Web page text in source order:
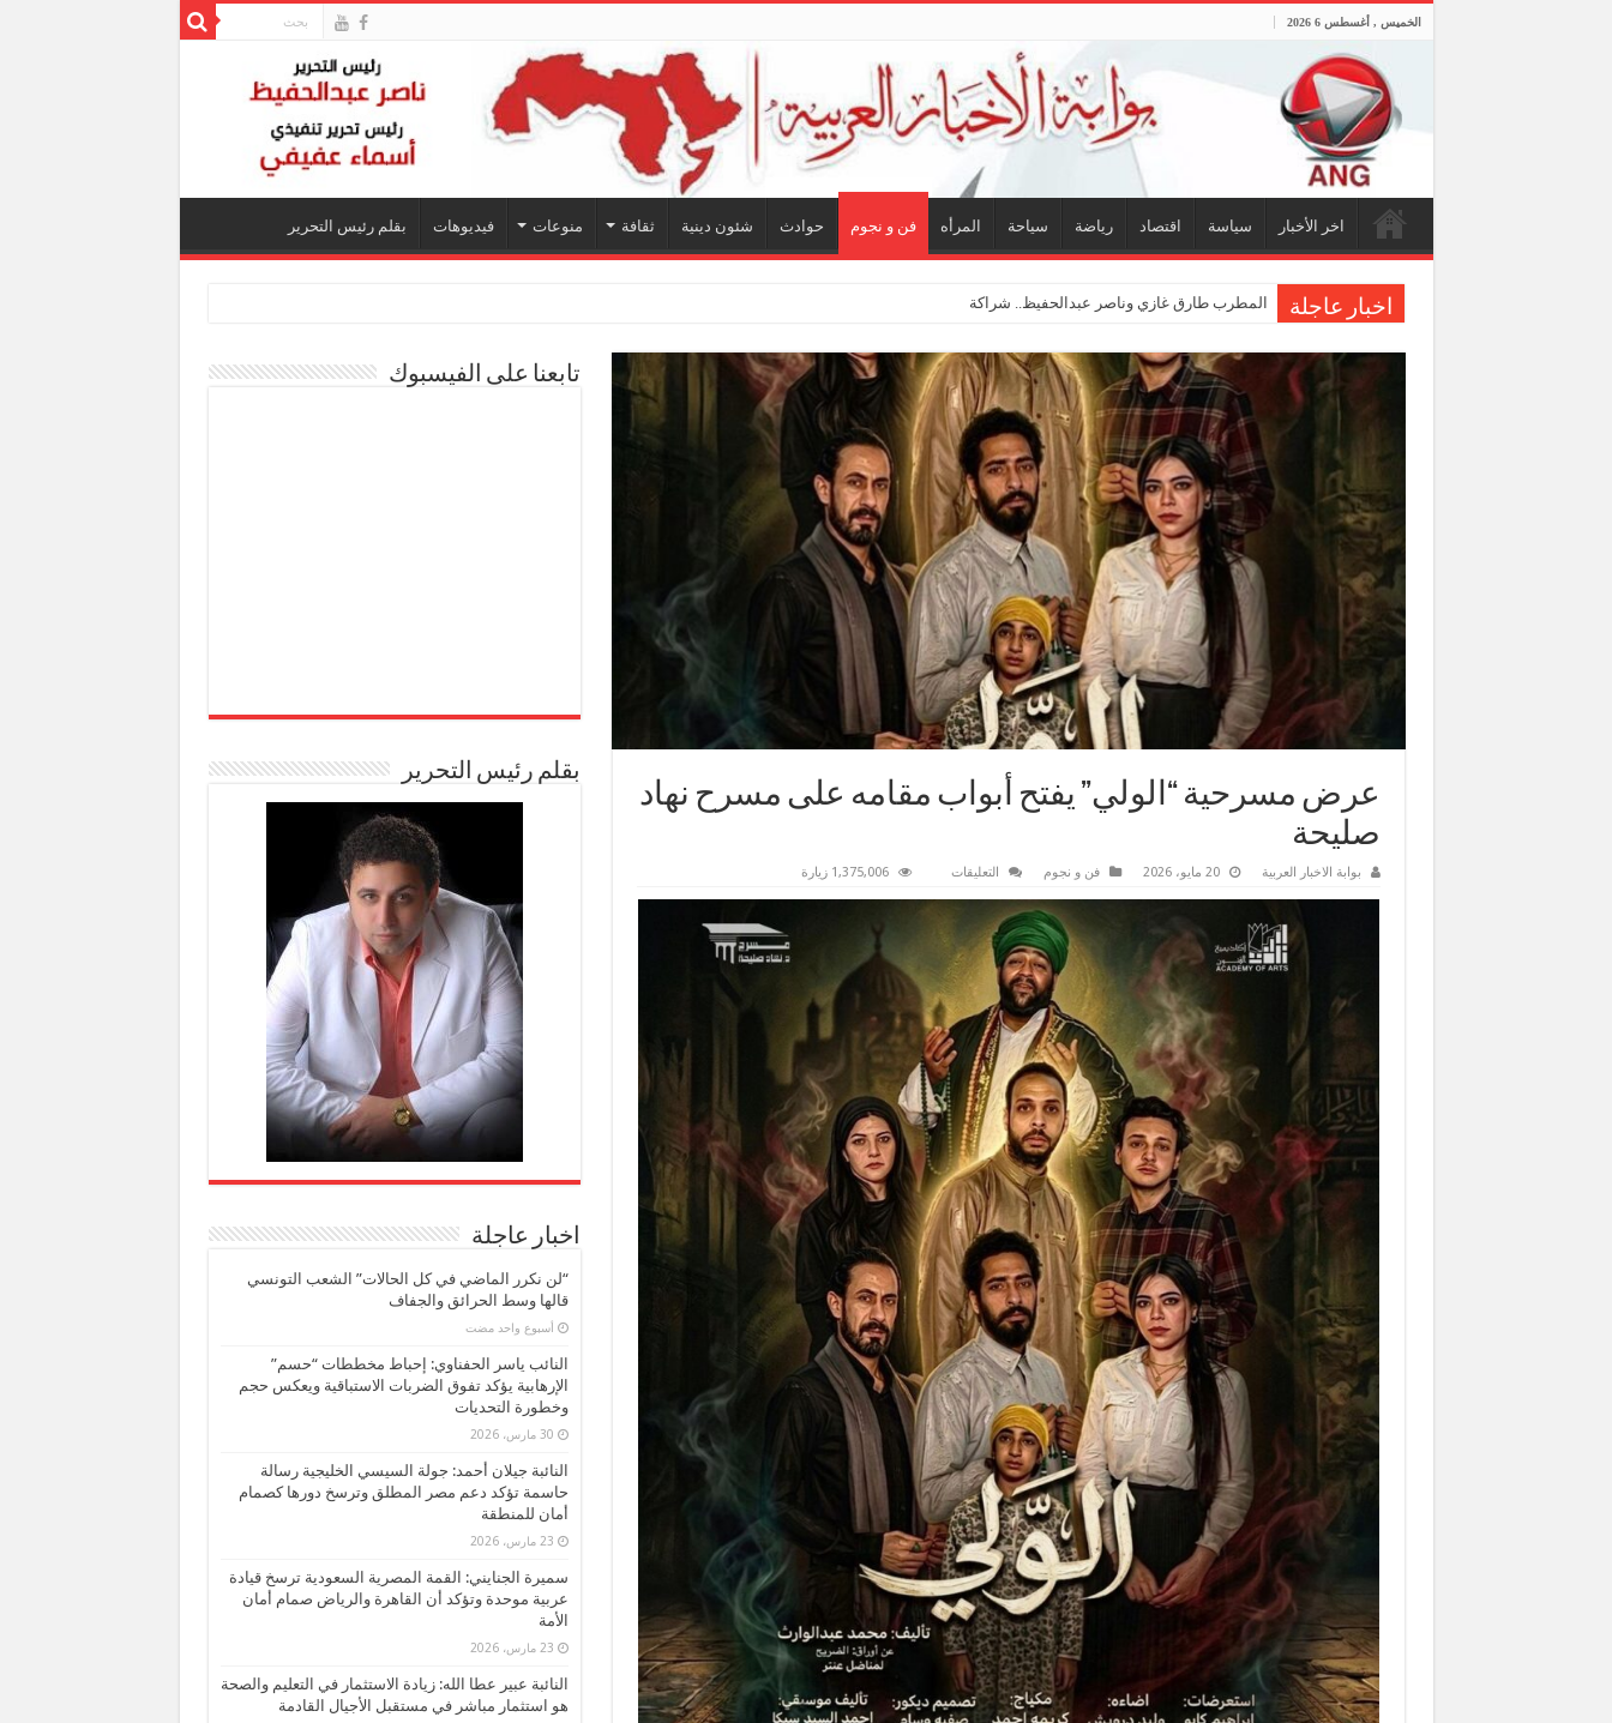
الخميس , أغسطس 6 2026
اخر الأخبار سياسة اقتصاد رياضة سياحة المرأه فن و نجوم حوادث شئون دينية ثقافة منوعات فيديوهات بقلم رئيس التحرير
اخبار عاجلة المطرب طارق غازي وناصر عبدالحفيظ.. شراكة فنية ترسم ملامح مستقبل الكليب الغنائ
عرض مسرحية “الولي” يفتح أبواب مقامه على مسرح نهاد
صليحة
بوابة الاخبار العربية 20 مايو، 2026 فن و نجوم التعليقات
مسرحية
مقامه
على
مسرح
نهاد
صليحة
مغلقة
1,375,006 زيارة
تابعنا على الفيسبوك
بقلم رئيس التحرير
اخبار عاجلة
“لن نكرر الماضي في كل الحالات” الشعب التونسي
قالها وسط الحرائق والجفاف
‏أسبوع واحد مضت
النائب ياسر الحفناوي: إحباط مخططات “حسم”
الإرهابية يؤكد تفوق الضربات الاستباقية ويعكس حجم
وخطورة التحديات
30 مارس، 2026
النائبة جيلان أحمد: جولة السيسي الخليجية رسالة
حاسمة تؤكد دعم مصر المطلق وترسخ دورها كصمام
أمان للمنطقة
23 مارس، 2026
سميرة الجنايني: القمة المصرية السعودية ترسخ قيادة
عربية موحدة وتؤكد أن القاهرة والرياض صمام أمان
الأمة
23 مارس، 2026
النائبة عبير عطا الله: زيادة الاستثمار في التعليم والصحة
هو استثمار مباشر في مستقبل الأجيال القادمة